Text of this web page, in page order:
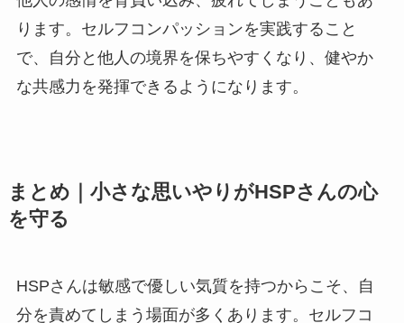
ります。セルフコンパッションを実践すること
で、自分と他人の境界を保ちやすくなり、健やか
な共感力を発揮できるようになります。
まとめ｜小さな思いやりがHSPさんの心
を守る
HSPさんは敏感で優しい気質を持つからこそ、自
分を責めてしまう場面が多くあります。セルフコ